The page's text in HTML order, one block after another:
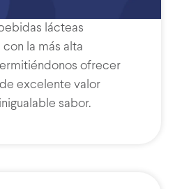
lácteas
la más alta
ofrecer
excelente valor
sabor.